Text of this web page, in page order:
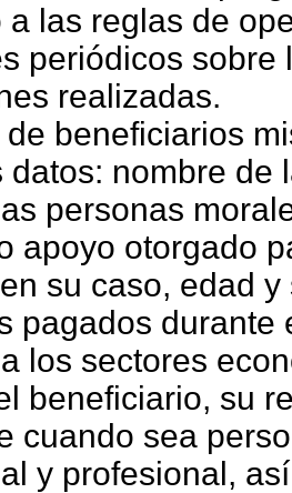
a las reglas de
periódicos
realizadas.
beneficiarios
datos: nombre de
personas
apoyo otorgado
su caso, edad
pagados
los sectores
beneficiario, su
cuando sea
y profesional,